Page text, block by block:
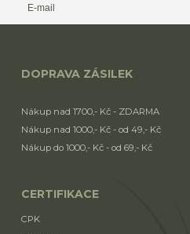
E-mail
DOPRAVA ZÁSILEK
Nákup nad 1700,- Kč - ZDARMA
Nákup nad 1000,- Kč - od 49,- Kč
Nákup do 1000,- Kč - od 69,- Kč
CERTIFIKACE
CPK